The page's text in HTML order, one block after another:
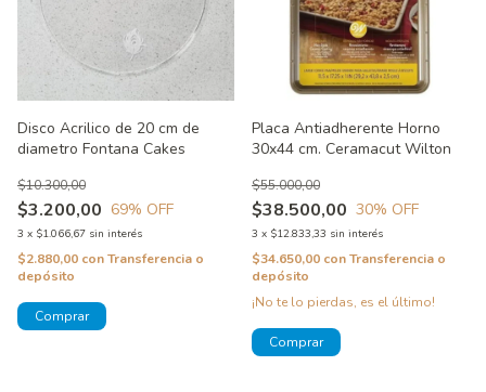
Disco Acrilico de 20 cm de
diametro Fontana Cakes
$3.200,00
$10.300,00
69% OFF
3 x $1.066,67 sin interés
$2.880,00 conTransferencia o
depósito
Placa Antiadherente Horno
30x44 cm. Ceramacut Wilton
$38.500,00
$55.000,00
30% OFF
3 x $12.833,33 sin interés
$34.650,00 conTransferencia o
depósito
¡No te lo pierdas, es el último!